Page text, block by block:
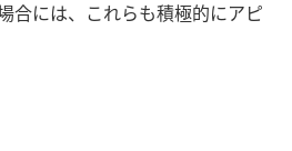
合には、これらも積極的にアピ